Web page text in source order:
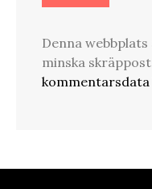
Denna
minska
kommentarsdata